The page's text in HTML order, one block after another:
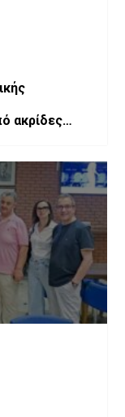
ακρίδες